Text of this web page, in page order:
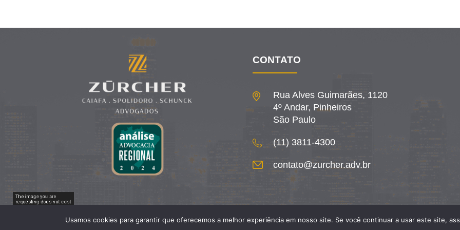
CONTATO
Rua Alves Guimarães, 1120
4º Andar, Pinheiros
São Paulo
(11) 3811-4300
contato@zurcher.adv.br
QUEM SOMOS ÁREAS DE ATUAÇÃO
Usamos cookies para garantir que oferecemos a melhor experiência em nosso site. Se você continuar a usar este site,